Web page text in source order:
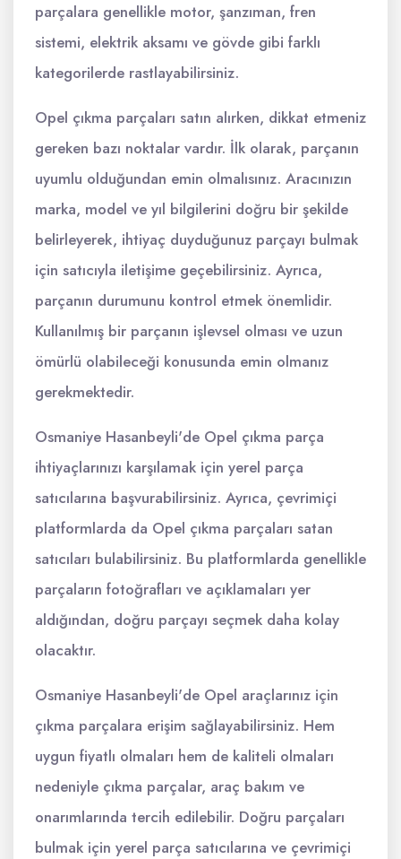
parçalara genellikle motor, şanzıman, fren
sistemi, elektrik aksamı ve gövde gibi farklı
kategorilerde rastlayabilirsiniz.
Opel çıkma parçaları satın alırken, dikkat etmeniz
gereken bazı noktalar vardır. İlk olarak, parçanın
uyumlu olduğundan emin olmalısınız. Aracınızın
marka, model ve yıl bilgilerini doğru bir şekilde
belirleyerek, ihtiyaç duyduğunuz parçayı bulmak
için satıcıyla iletişime geçebilirsiniz. Ayrıca,
parçanın durumunu kontrol etmek önemlidir.
Kullanılmış bir parçanın işlevsel olması ve uzun
ömürlü olabileceği konusunda emin olmanız
gerekmektedir.
Osmaniye Hasanbeyli'de Opel çıkma parça
ihtiyaçlarınızı karşılamak için yerel parça
satıcılarına başvurabilirsiniz. Ayrıca, çevrimiçi
platformlarda da Opel çıkma parçaları satan
satıcıları bulabilirsiniz. Bu platformlarda genellikle
parçaların fotoğrafları ve açıklamaları yer
aldığından, doğru parçayı seçmek daha kolay
olacaktır.
Osmaniye Hasanbeyli'de Opel araçlarınız için
çıkma parçalara erişim sağlayabilirsiniz. Hem
uygun fiyatlı olmaları hem de kaliteli olmaları
nedeniyle çıkma parçalar, araç bakım ve
onarımlarında tercih edilebilir. Doğru parçaları
bulmak için yerel parça satıcılarına ve çevrimiçi